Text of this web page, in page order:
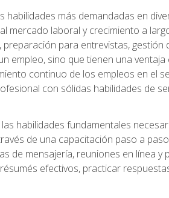
habilidades más demandadas en
laboral y crecimiento a
para entrevistas,
empleo, sino que tienen una
continuo de los empleos en el
con sólidas habilidades de
habilidades fundamentales
de una capacitación paso a
de mensajería, reuniones en línea y
efectivos, practicar